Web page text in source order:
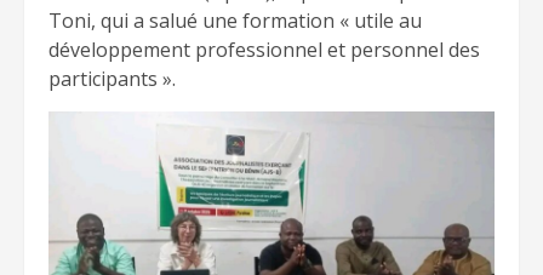
Toni, qui a salué une formation « utile au
développement professionnel et personnel des
participants ».